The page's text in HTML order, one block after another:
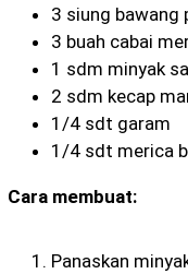
3 siung bawang
3 buah cabai
1 sdm minyak
2 sdm kecap
1/4 sdt garam
1/4 sdt merica
Cara membuat:
Panaskan